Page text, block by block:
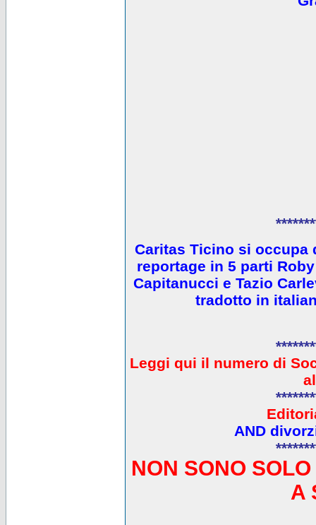
Caritas Ticino si occupa
reportage in 5 parti
Capitanucci e Tazio
tradotto in
Leggi qui il numero di
AND
NON SONO
A